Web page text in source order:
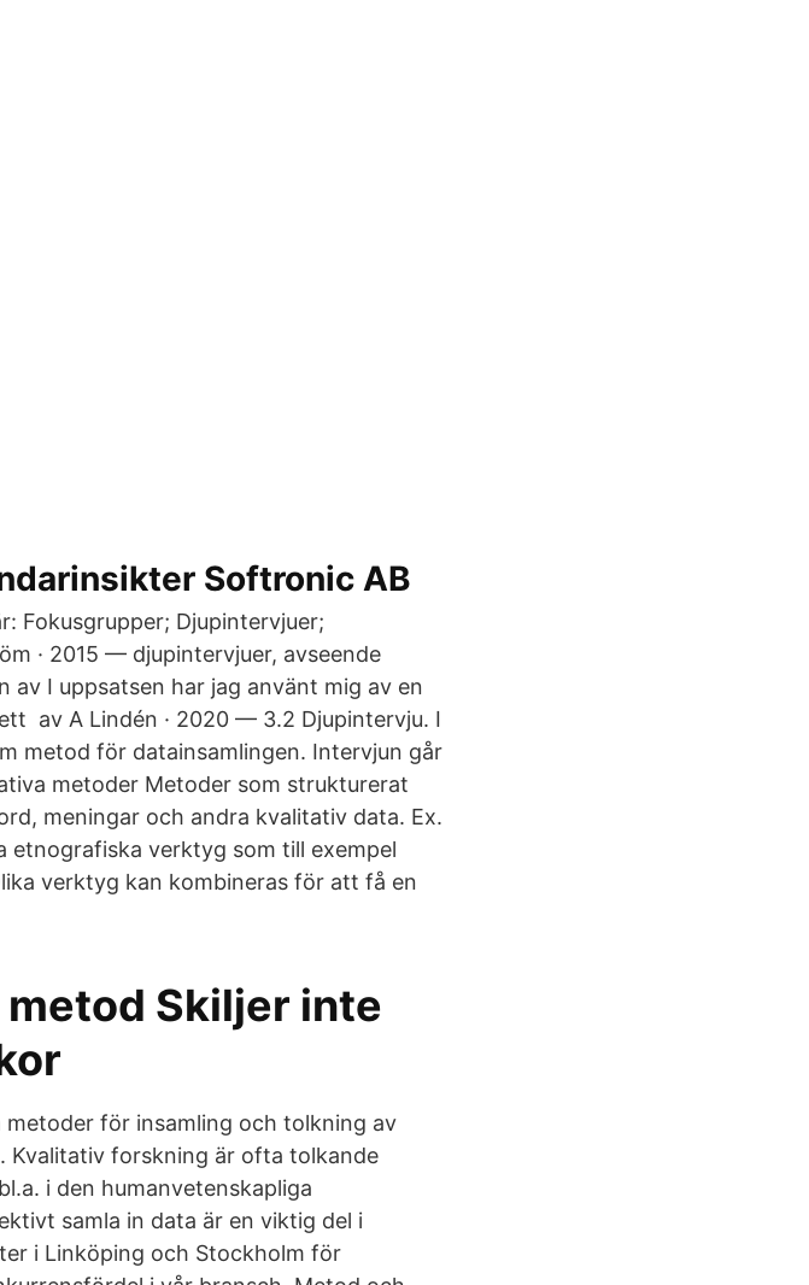
Softronic AB
Fokusgrupper; Djupintervjuer;
· 2015 — djupintervjuer, avseende
av I uppsatsen har jag använt mig av en
av A Lindén · 2020 — 3.2 Djupintervju. I
metod för datainsamlingen. Intervjun går
metoder Metoder som strukturerat
meningar och andra kvalitativ data. Ex.
etnografiska verktyg som till exempel
verktyg kan kombineras för att få en
Skiljer inte
för insamling och tolkning av
Kvalitativ forskning är ofta tolkande
i den humanvetenskapliga
samla in data är en viktig del i
i Linköping och Stockholm för